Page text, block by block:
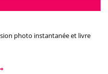
photo instantanée et livre